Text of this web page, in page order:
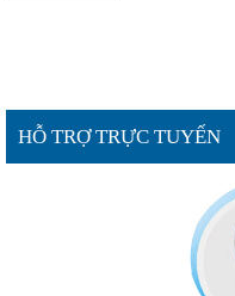
HỖ TRỢ TRỰC TUYẾN